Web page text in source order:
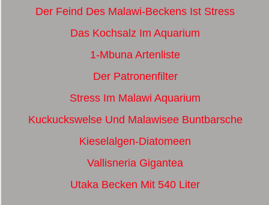
Der Feind Des Malawi-Beckens Ist Stress
Das Kochsalz Im Aquarium
1-Mbuna Artenliste
Der Patronenfilter
Stress Im Malawi Aquarium
Kuckuckswelse Und Malawisee Buntbarsche
Kieselalgen-Diatomeen
Vallisneria Gigantea
Utaka Becken Mit 540 Liter